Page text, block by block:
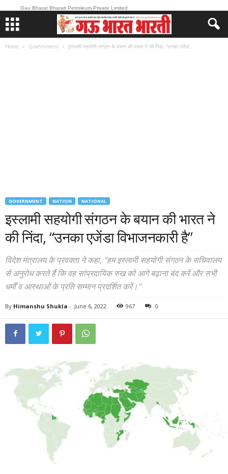
Gau Bharat Bharati Petroleum Private Limited
Home Government इस्लामी सहयोगी संगठन के बयान की भारत ने की निंदा, “उनका एजेंडा...
GOVERNMENT NATION NATIONAL
इस्लामी सहयोगी संगठन के बयान की भारत ने
की निंदा, “उनका एजेंडा विभाजनकारी है”
विदेश मंत्रालय के प्रवक्ता ने कहा, “हम इस्लामी सहयोगी संगठन के सचिवालय
से अनुरोध करते हैं कि वह सांप्रदायिक रुख को आगे बढ़ाना बंद करें और सभी
धर्मों व आस्थाओं के प्रति सम्मान प्रदर्शित करें।”
By Himanshu Shukla - June 6, 2022 967 0